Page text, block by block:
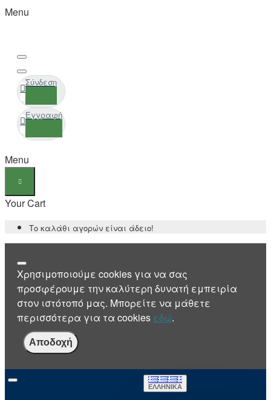
Menu
Σύνδεση
Εγγραφή
Menu
Your Cart
Το καλάθι αγορών είναι άδειο!
Χρησιμοποιούμε cookies για να σας
προσφέρουμε την καλύτερη δυνατή εμπειρία
στον ιστότοπό μας. Μπορείτε να μάθετε
περισσότερα για τα cookies εδώ.
Αποδοχή
ΕΛΛΗΝΙΚΆ